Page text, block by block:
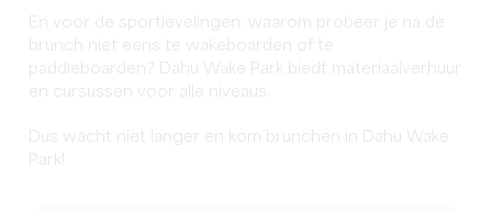
En voor de sportievelingen: waarom probeer je na de
brunch niet eens te wakeboarden of te
paddleboarden? Dahu Wake Park biedt materiaalverhuur
en cursussen voor alle niveaus.
Dus wacht niet langer en kom brunchen in Dahu Wake
Park!